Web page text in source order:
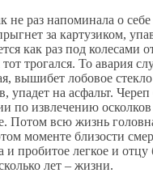
не раз напоминала о
за картузиком,
как раз под колесами
трогался. То авария
вышибет лобовое
упадет на асфальт.
по извлечению
Потом всю жизнь
моменте близости
и пробитое легкое и отцу
лет – жизни.